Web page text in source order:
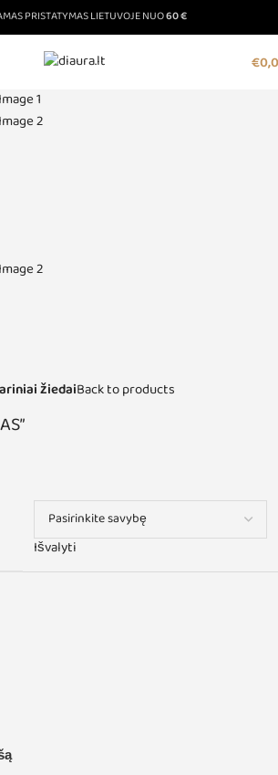
PRISTATYMAS LIETUVOJE NUO60 €
€
žiedaiBack to products
Išvalyti